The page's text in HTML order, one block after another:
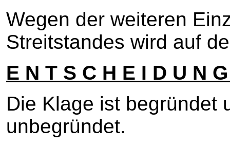
Wegen der weiteren
Streitstandes wird auf
E N T S C H E I D U N
Die Klage ist begründet
unbegründet.